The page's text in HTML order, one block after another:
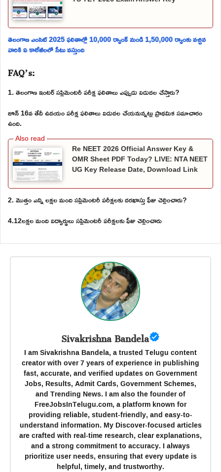
తెలంగాణ ఎంసెట్ 2025 ఫలితాల్లో 10,000 ర్యాంక్ నుండి 1,50,000 ర్యాంకు వచ్చిన
వారికి ఏ కాలేజీలలో సీటు వస్తుంది
FAQ’s:
1. తెలంగాణ ఇంటర్ సప్లిమెంటరీ పరీక్ష ఫలితాలు ఎప్పుడు విడుదల చేస్తారు?
జూన్ 16వ తేదీ ఉదయం పరీక్ష ఫలితాలు విడుదల చేయనున్నట్లు ప్రాథమిక సమాచారం
ఉంది.
Re NEET 2026 Official Answer Key &
OMR Sheet PDF Today? LIVE: NTA NEET
UG Key Release Date, Download Link
2. మొత్తం ఎన్ని లక్షల మంది సప్లిమెంటరీ పరీక్షలకు దరఖాస్తు ఫీజు చెల్లించారు?
4.12లక్షల మంది విద్యార్థులు సప్లిమెంటరీ పరీక్షలకు ఫీజు చెల్లించారు
Sivakrishna Bandela
I am Sivakrishna Bandela, a trusted Telugu content
creator with over 7 years of experience in publishing
fast, accurate, and verified updates on Government
Jobs, Results, Admit Cards, Government Schemes,
and Trending News. I am also the founder of
FreeJobsInTelugu.com, a platform known for
providing reliable, student-friendly, and easy-to-
understand information. My Discover-focused articles
are crafted with real-time research, clear explanations,
and a strong commitment to accuracy. I always
prioritize user needs, ensuring that every update is
helpful, timely, and trustworthy.